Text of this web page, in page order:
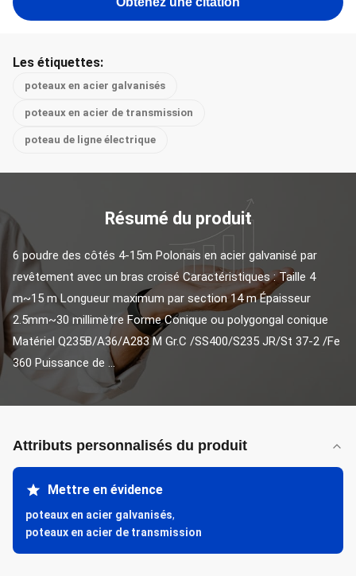
Les étiquettes:
poteaux en acier galvanisés
poteaux en acier de transmission
poteau de ligne électrique
Résumé du produit
6 poudre des côtés 4-15m Polonais en acier galvanisé par
revêtement avec un bras croisé Caractéristiques : Taille 4
m~15 m Longueur maximum par section 14 m Épaisseur
2.5mm~30 millimètre Forme Conique ou polygongal conique
Matériel Q235B/A36/A283 M Gr.C /SS400/S235 JR/St 37-2 /Fe
360 Puissance de ...
Attributs personnalisés du produit
Mettre en évidence
poteaux en acier galvanisés,
poteaux en acier de transmission